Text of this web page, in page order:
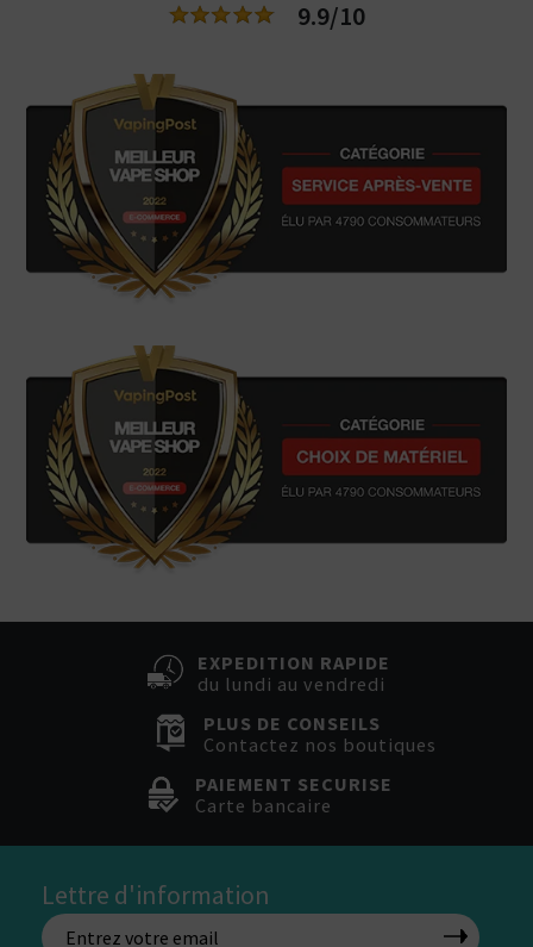
9.9/10
EXPEDITION RAPIDE
du lundi au vendredi
PLUS DE CONSEILS
Contactez nos boutiques
PAIEMENT SECURISE
Carte bancaire
Lettre d'information